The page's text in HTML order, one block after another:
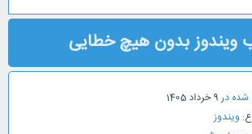
ویندوز بدون هیچ خطایی
شده در 9 خرداد 1405
ویندوز